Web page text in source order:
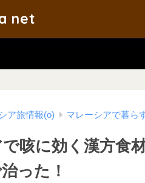
net
ア旅情報(o) マレーシアで暮ら
咳に効く漢方食
った！